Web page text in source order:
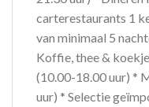
carterestaurants 1
van minimaal 5
Koffie, thee &
(10.00-18.00 uur) *
uur) * Selectie